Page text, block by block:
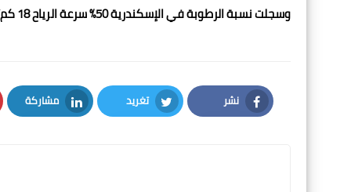
وسجلت نسبة الرطوبة في الإسكندرية 50% سرعة الرياح 18 كم/الساعة، فيما بلغت درجة الحرارة العظمى 13 درجة مئوية والصغرى 12 درجة
نشر
Facebook
تغريد
Twitter
مشاركة
LinkedIn